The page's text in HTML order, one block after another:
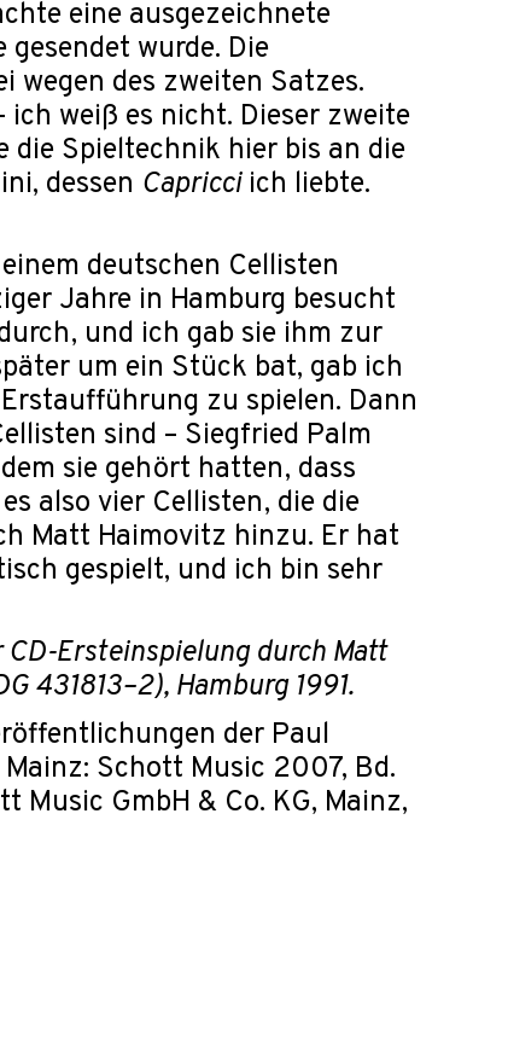
eine ausgezeichnete
wurde. Die
wegen des zweiten Satzes.
weiß es nicht. Dieser zweite
die Spieltechnik hier bis an die
dessen Capricciich liebte.
deutschen Cellisten
Jahre in Hamburg besucht
und ich gab sie ihm zur
um ein Stück bat, gab ich
zu spielen. Dann
sind – Siegfried Palm
sie gehört hatten, dass
also vier Cellisten, die die
Matt Haimovitz hinzu. Er hat
gespielt, und ich bin sehr
CD-Ersteinspielung durch Matt
431813–2), Hamburg 1991.
der Paul
Schott Music 2007, Bd.
GmbH & Co. KG, Mainz,